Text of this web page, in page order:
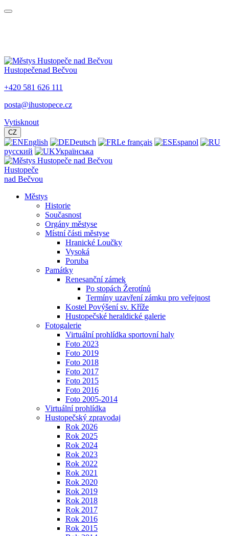
Hustopečenad Bečvou
+420 581 626 111
posta@ihustopece.cz
Vytisknout
CZ
English Deutsch Le français
Espanol
русский
Українська
Hustopeče
nad Bečvou
Městys
Historie
Současnost
Orgány městyse
Místní části městyse
Hranické Loučky
Vysoká
Poruba
Památky
Renesanční zámek
Po stopách Žerotínů
Termíny uzavření zámku pro veřejnost
Kostel Povýšení sv. Kříže
Hustopečské heraldické galerie
Fotogalerie
Virtuální prohlídka sportovní haly
Foto 2023
Foto 2019
Foto 2018
Foto 2017
Foto 2015
Foto 2016
Foto 2005-2014
Virtuální prohlídka
Hustopečský zpravodaj
Rok 2026
Rok 2025
Rok 2024
Rok 2023
Rok 2022
Rok 2021
Rok 2020
Rok 2019
Rok 2018
Rok 2017
Rok 2016
Rok 2015